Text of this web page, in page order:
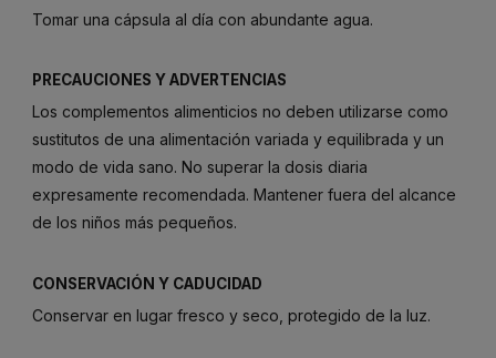
Tomar una cápsula al día con abundante agua.
PRECAUCIONES Y ADVERTENCIAS
Los complementos alimenticios no deben utilizarse como
sustitutos de una alimentación variada y equilibrada y un
modo de vida sano. No superar la dosis diaria
expresamente recomendada. Mantener fuera del alcance
de los niños más pequeños.
CONSERVACIÓN Y CADUCIDAD
Conservar en lugar fresco y seco, protegido de la luz.